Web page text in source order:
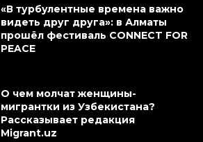
«В турбулентные времена важно
видеть друг друга»: в Алматы
прошёл фестиваль CONNECT FOR
PEACE
О чем молчат женщины-
мигрантки из Узбекистана?
Рассказывает редакция
Migrant.uz